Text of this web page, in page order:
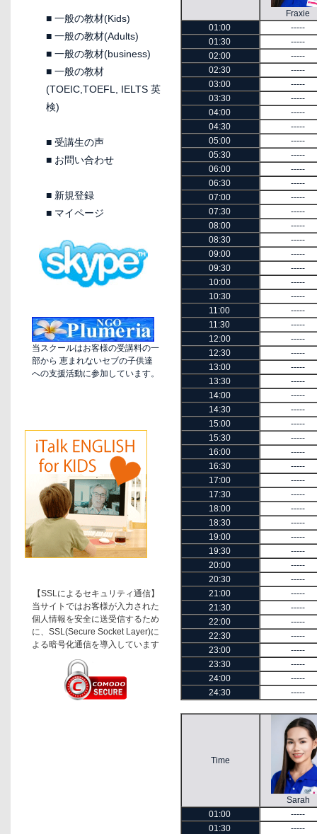
■ 一般の教材(Kids)
■ 一般の教材(Adults)
■ 一般の教材(business)
■ 一般の教材
(TOEIC,TOEFL, IELTS 英
検)
■ 受講生の声
■ お問い合わせ
■ 新規登録
■ マイページ
当スクールはお客様の受講料の一
部から 恵まれないセブの子供達
への支援活動に参加しています。
【SSLによるセキュリティ通信】
当サイトではお客様が入力された
個人情報を安全に送受信するため
に、SSL(Secure Socket Layer)に
よる暗号化通信を導入しています
Fraxie
01:00
-----
01:30
-----
02:00
-----
02:30
-----
03:00
-----
03:30
-----
04:00
-----
04:30
-----
05:00
-----
05:30
-----
06:00
-----
06:30
-----
07:00
-----
07:30
-----
08:00
-----
08:30
-----
09:00
-----
09:30
-----
10:00
-----
10:30
-----
11:00
-----
11:30
-----
12:00
-----
12:30
-----
13:00
-----
13:30
-----
14:00
-----
14:30
-----
15:00
-----
15:30
-----
16:00
-----
16:30
-----
17:00
-----
17:30
-----
18:00
-----
18:30
-----
19:00
-----
19:30
-----
20:00
-----
20:30
-----
21:00
-----
21:30
-----
22:00
-----
22:30
-----
23:00
-----
23:30
-----
24:00
-----
24:30
-----
Time
Sarah
01:00
-----
01:30
-----